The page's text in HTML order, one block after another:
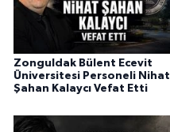
Zonguldak Bülent Ecevit
Üniversitesi Personeli Nihat
Şahan Kalaycı Vefat Etti